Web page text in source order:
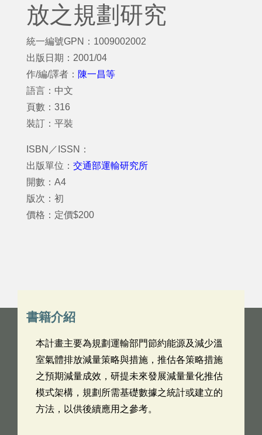
放之規劃研究
統一編號GPN：1009002002
出版日期：2001/04
作/編/譯者： 陳一昌等
語言：中文
頁數：316
裝訂：平裝
ISBN／ISSN：
出版單位： 交通部運輸研究所
開數：A4
版次：初
價格：定價$200
書籍介紹
本計畫主要為規劃運輸部門節約能源及減少溫
室氣體排放減量策略與措施，推估各策略措施
之預期減量成效，研提未來發展減量量化推估
模式架構，規劃所需基礎數據之統計或建立的
方法，以供後續應用之參考。